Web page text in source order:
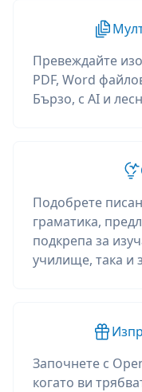
Превеждайте
PDF, Word
Бързо, с AI и
Подобрете
граматика,
подкрепа за
училище, така и
Започнете с
когато ви